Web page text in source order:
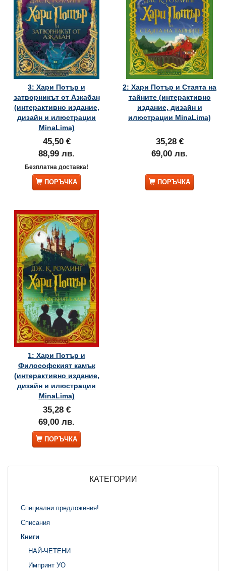
3: Хари Потър и
затворникът от Азкабан
(интерактивно издание,
дизайн и илюстрации
MinaLima)
45,50 €
88,99 лв.
Безплатна доставка!
ПОРЪЧКА
2: Хари Потър и Стаята на
тайните (интерактивно
издание, дизайн и
илюстрации MinaLima)
35,28 €
69,00 лв.
ПОРЪЧКА
1: Хари Потър и
Философският камък
(интерактивно издание,
дизайн и илюстрации
MinaLima)
35,28 €
69,00 лв.
ПОРЪЧКА
КАТЕГОРИИ
Специални предложения!
Списания
Книги
НАЙ-ЧЕТЕНИ
Импринт УО